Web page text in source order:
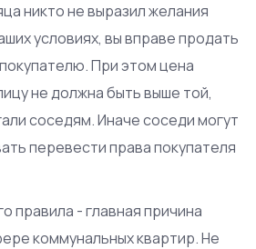
никто не выразил желания
условиях, вы вправе продать
При этом цена
не должна быть выше той,
соседям. Иначе соседи могут
перевести права покупателя
правила - главная причина
коммунальных квартир. Не